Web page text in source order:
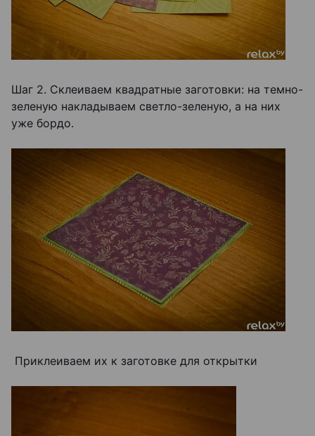
Шаг 2. Склеиваем квадратные заготовки: на темно-
зеленую накладываем светло-зеленую, а на них
уже бордо.
Приклеиваем их к заготовке для открытки